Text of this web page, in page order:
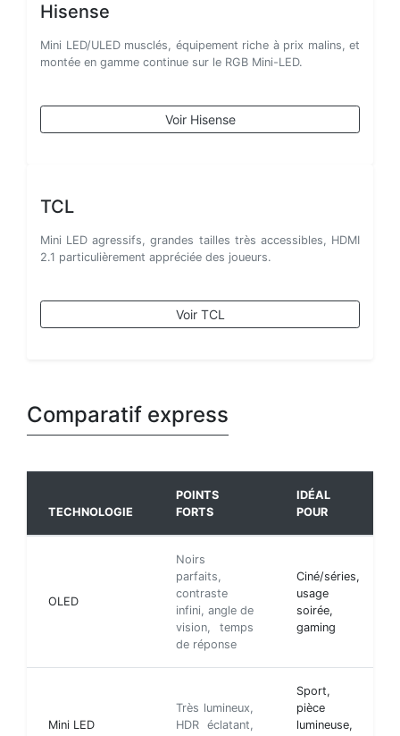
Hisense
Mini LED/ULED musclés, équipement riche à prix malins, et
montée en gamme continue sur le RGB Mini-LED.
Voir Hisense
TCL
Mini LED agressifs, grandes tailles très accessibles, HDMI
2.1 particulièrement appréciée des joueurs.
Voir TCL
Comparatif express
TECHNOLOGIE
POINTS
FORTS
IDÉAL
POUR
OLED
Noirs
parfaits,
contraste
infini, angle de
vision, temps
de réponse
Ciné/séries,
usage
soirée,
gaming
Mini LED
Très lumineux,
HDR éclatant,
Sport,
pièce
lumineuse,